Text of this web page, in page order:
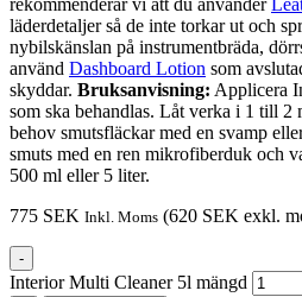
läderdetaljer så de inte torkar ut och
nybilskänslan på instrumentbräda,
använd Dashboard Lotion som
skyddar. Bruksanvisning: Applicera
som ska behandlas. Låt verka i 1 till 2
behov smutsfläckar med en svamp
smuts med en ren mikrofiberduk och
500 ml eller 5 liter.
775 SEK Inkl. Moms (620 SEK exkl.
-
Interior Multi Cleaner 5l mängd